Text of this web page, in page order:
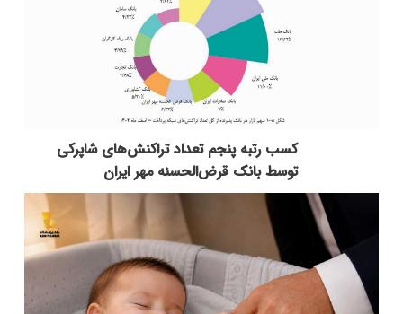
کسب رتبه پنجم تعداد تراکنش‌های شاپرکی
توسط بانک قرض‌الحسنه مهر ایران